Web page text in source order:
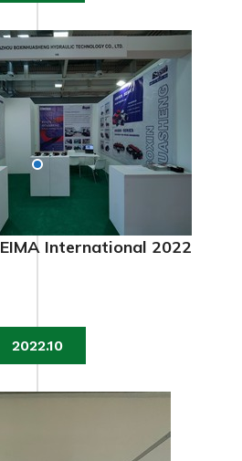
EIMA International 2022
2022.10